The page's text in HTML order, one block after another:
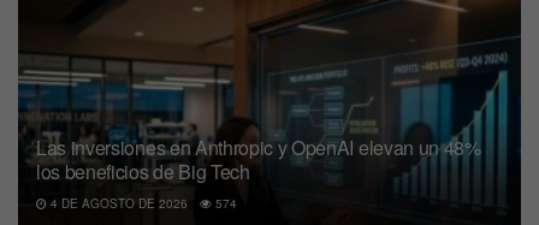
Las inversiones en Anthropic y OpenAI elevan un 48%
los beneficios de Big Tech
4 DE AGOSTO DE 2026 574